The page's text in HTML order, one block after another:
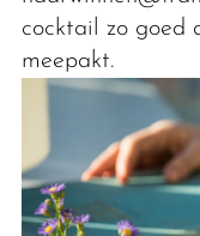
cocktail zo goed
meepakt.